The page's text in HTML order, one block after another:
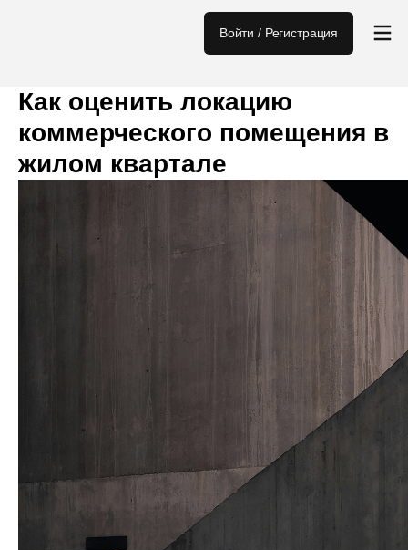
Как оценить локацию
коммерческого помещения в
жилом квартале